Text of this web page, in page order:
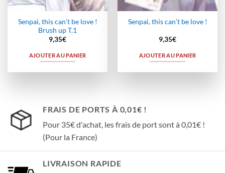
Senpai, this can’t be love !
Brush up T.1
9,35€
AJOUTER AU PANIER
Senpai, this can’t be love !
9,35€
AJOUTER AU PANIER
FRAIS DE PORTS À 0,01€ !
Pour 35€ d'achat, les frais de port sont à 0,01€ !
(Pour la France)
LIVRAISON RAPIDE